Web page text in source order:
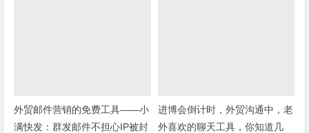
外贸邮件营销的免费工具——小
满快发：群发邮件不担心IP被封
进博会倒计时，外贸沟通中，老
外喜欢的聊天工具，你知道几